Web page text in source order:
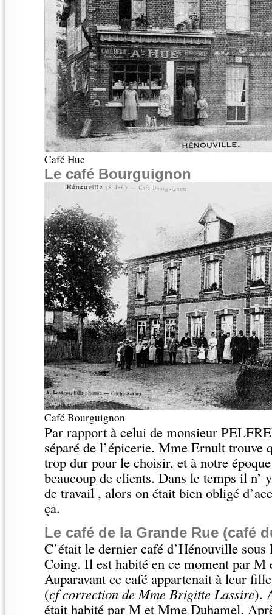
Café Hue
Le café Bourguignon
Café Bourguignon
Par rapport à celui de monsieur
séparé de l’épicerie. Mme Ernult trouve
trop dur pour le choisir, et à notre
beaucoup de clients. Dans le temps il n’
de travail , alors on était bien obligé
ça.
Le café de la Grande Rue (café
C’était le dernier café d’Hénouville
Coing. Il est habité en ce moment par
Auparavant ce café appartenait à leur
(cf correction de Mme Brigitte Lassire).
était habité par M et Mme Duhamel.